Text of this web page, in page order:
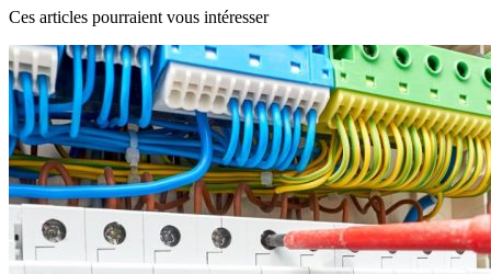
Ces articles pourraient vous intéresser